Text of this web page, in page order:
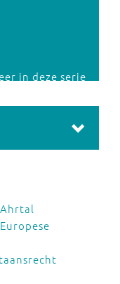
in deze serie